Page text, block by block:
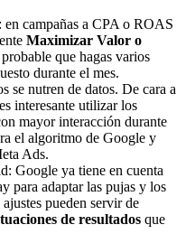
campañas a CPA o ROAS
Maximizar Valor o
que hagas varios
durante el mes.
se nutren de datos. De cara a
interesante utilizar los
mayor interacción durante
el algoritmo de Google y
Ads.
Google ya tiene en cuenta
para adaptar las pujas y los
pueden servir de
de resultados que